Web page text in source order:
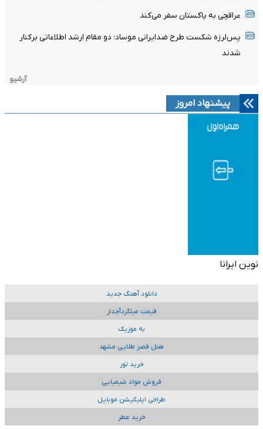
عراقچی به پاکستان سفر می‌کند
پس‌لرزه شکست طرح ضدایرانی موساد؛ دو مقام ارشد اطلاعاتی برکنار
شدند
آرشیو
پیشنهاد امروز
نوین ایرانا
دانلود آهنگ جدید
قیمت میلگردآجدار
به موزیک
هتل قصر طلایی مشهد
خرید تور
فروش مواد شیمیایی
طراحی اپلیکیشن موبایل
خرید عطر